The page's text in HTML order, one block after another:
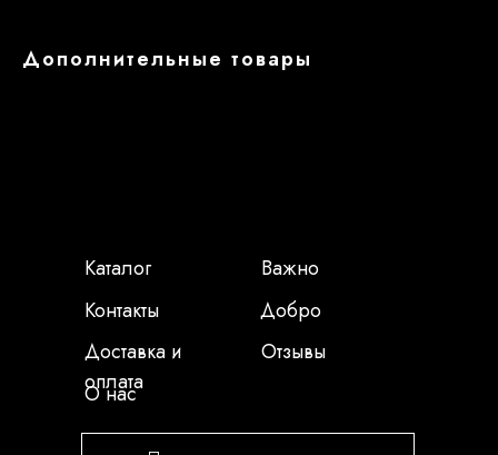
Дополнительные товары
Каталог
Контакты
Доставка и
оплата
О нас
Важно
Добро
Отзывы